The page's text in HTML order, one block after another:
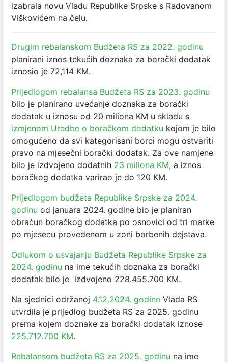
izabrala novu Vladu Republike Srpske s Radovanom
Viškovićem na čelu.
Drugim rebalanskom Budžeta RS za 2022. godinu
planirani iznos tekućih doznaka za borački dodatak
iznosio je 72,114 KM.
Prijedlogom rebalansa Budžeta RS za 2023. godinu
bilo je planirano uvećanje doznaka za borački
dodatak u iznosu od 20 miliona KM u skladu s
izmjenom Uredbe o boračkom dodatku kojom je bilo
omogućeno da svi kategorisani borci mogu ostvariti
pravo na mjesečni borački dodatak. Za ove namjene
bilo je izdvojeno dodatnih 23 miliona KM, a iznos
boračkog dodatka varirao je do 120 KM.
Prijedlogom budžeta Republike Srpske za 2024.
godinu od januara 2024. godine bio je planiran
obračun boračkog dodatka po osnovici od tri marke
po mjesecu provedenom u zoni borbenih dejstava.
Odlukom o usvajanju Budžeta Republike Srpske za
2024. godinu na ime tekućih doznaka za borački
dodatak bilo je izdvojeno 228.455.700 KM.
Na sjednici održanoj 4.12.2024. godine Vlada RS
utvrdila je prijedlog budžeta RS za 2025. godinu
prema kojem doznake za borački dodatak iznose
225.712.700 KM.
Rebalansom budžeta RS za 2025. godinu na ime